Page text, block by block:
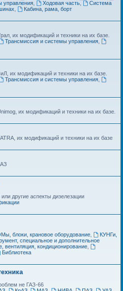
управления, Ходовая часть,
Система
Кабина, рама, борт
их модификаций и техники на их базе.
Трансмиссия и системы управления,
их модификаций и техники на их базе.
Трансмиссия и системы управления,
их модификаций и техники на их базе.
их модификаций и техники на их базе
другие аспекты дизелезации
блоки, крановое оборудование,
КУНГи,
специальное и дополнительное
вентиляция, кондиционирование,
Библиотека
не ГАЗ-66